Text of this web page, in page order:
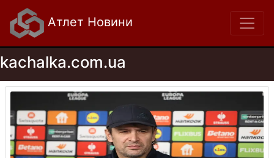
Атлет Новини
kachalka.com.ua